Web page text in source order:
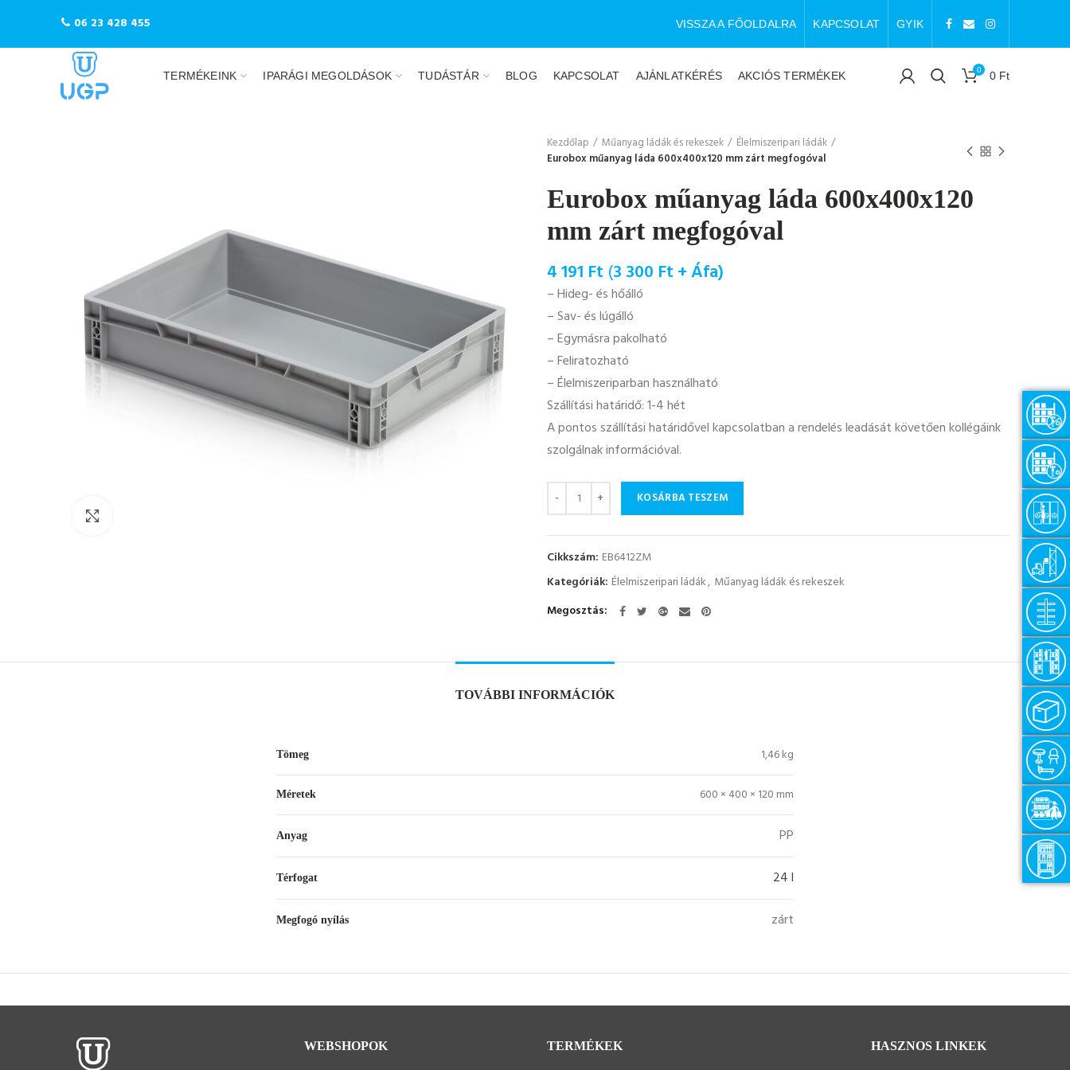
06 23 428 455 VISSZA A FŐOLDALRA KAPCSOLAT GYIK
TERMÉKEINK IPARÁGI MEGOLDÁSOK TUDÁSTÁR BLOG KAPCSOLAT AJÁNLATKÉRÉS AKCIÓS TERMÉKEK 0 0 Ft
Kezdőlap Műanyag ládák és rekeszek
Élelmiszeripari ládák
Eurobox műanyag láda 600x400x120 mm zárt megfogóval
Eurobox műanyag láda 600x400x120
mm zárt megfogóval
4 191 Ft (3 300 Ft + Áfa)
– Hideg- és hőálló
– Sav- és lúgálló
– Egymásra pakolható
– Feliratozható
– Élelmiszeriparban használható
Szállítási határidő: 1-4 hét
A pontos szállítási határidővel kapcsolatban a rendelés leadását követően kollégáink
szolgálnak információval.
Mennyiség KOSÁRBA TESZEM
Cikkszám: EB6412ZM
Kategóriák: Élelmiszeripari ládák, Műanyag ládák és rekeszek
Megosztás
TOVÁBBI INFORMÁCIÓK
Tömeg 1,46 kg
Méretek 600 × 400 × 120 mm
Anyag PP
Térfogat 24 l
Megfogó nyílás zárt
WEBSHOPOK TERMÉKEK HASZNOS LINKEK